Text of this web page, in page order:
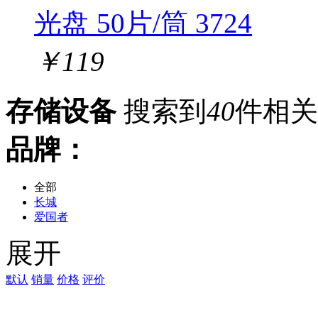
光盘 50片/筒 3724
￥119
存储设备搜索到 40件相
品牌：
全部
长城
爱国者
西部数据（WD）
朗科
金士顿
展开
默认 销量 价格 评价